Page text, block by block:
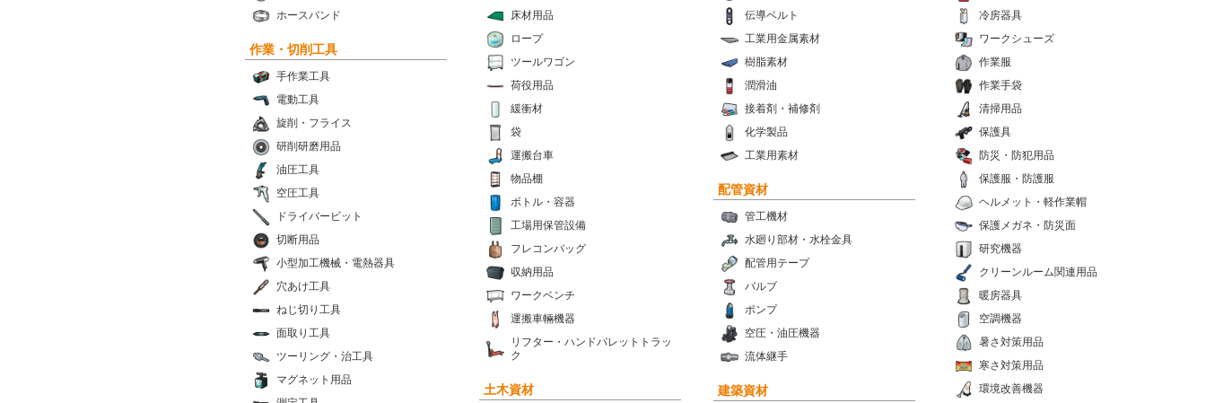
ホースバンド
床材用品
ロープ
ツールワゴン
荷役用品
緩衝材
袋
運搬台車
物品棚
ボトル・容器
工場用保管設備
フレコンバッグ
収納用品
ワークベンチ
運搬車輛機器
リフター・ハンドパレットトラッ
ク
伝導ベルト
工業用金属素材
樹脂素材
潤滑油
接着剤・補修剤
化学製品
工業用素材
冷房器具
ワークシューズ
作業服
作業手袋
清掃用品
保護具
防災・防犯用品
保護服・防護服
ヘルメット・軽作業帽
保護メガネ・防災面
研究機器
クリーンルーム関連用品
暖房器具
空調機器
暑さ対策用品
寒さ対策用品
環境改善機器
作業・切削工具
手作業工具
電動工具
旋削・フライス
研削研磨用品
油圧工具
空圧工具
ドライバービット
切断用品
小型加工機械・電熱器具
穴あけ工具
ねじ切り工具
面取り工具
ツーリング・治工具
マグネット用品
配管資材
管工機材
水廻り部材・水栓金具
配管用テープ
バルブ
ポンプ
空圧・油圧機器
流体継手
土木資材 建築資材